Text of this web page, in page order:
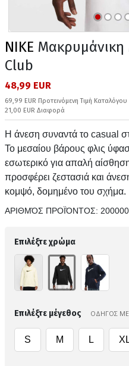
NIKE
Club
48,99 EUR
69,99 EUR Προτεινόμενη Τιμή Καταλόγου
21,00 EUR Διαφορά
Η άνεση συναντά το casual
Το μεσαίου βάρους φλις
εσωτερικό για απαλή
προσφέρει ζεστασιά και
κομψό, δομημένο του σχήμα.
ΑΡΙΘΜΌΣ ΠΡΟΪΌΝΤΟΣ:
Επιλέξτε χρώμα
Επιλέξτε μέγεθος ΟΔΗΓΟΣ
S M L